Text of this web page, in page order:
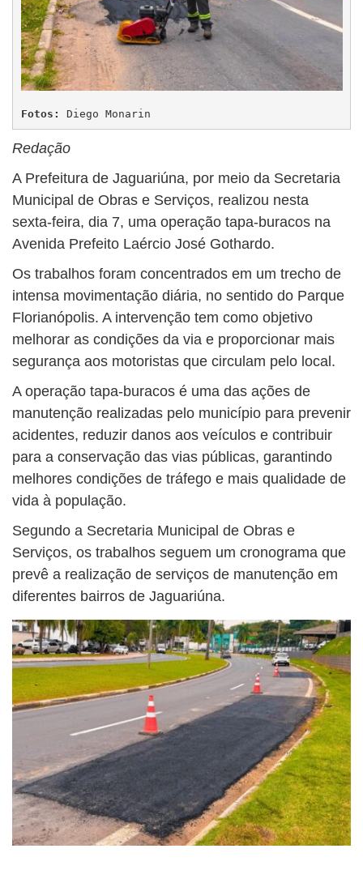
Fotos: Diego Monarin
Redação
A Prefeitura de Jaguariúna, por meio da Secretaria
Municipal de Obras e Serviços, realizou nesta
sexta-feira, dia 7, uma operação tapa-buracos na
Avenida Prefeito Laércio José Gothardo.
Os trabalhos foram concentrados em um trecho de
intensa movimentação diária, no sentido do Parque
Florianópolis. A intervenção tem como objetivo
melhorar as condições da via e proporcionar mais
segurança aos motoristas que circulam pelo local.
A operação tapa-buracos é uma das ações de
manutenção realizadas pelo município para prevenir
acidentes, reduzir danos aos veículos e contribuir
para a conservação das vias públicas, garantindo
melhores condições de tráfego e mais qualidade de
vida à população.
Segundo a Secretaria Municipal de Obras e
Serviços, os trabalhos seguem um cronograma que
prevê a realização de serviços de manutenção em
diferentes bairros de Jaguariúna.